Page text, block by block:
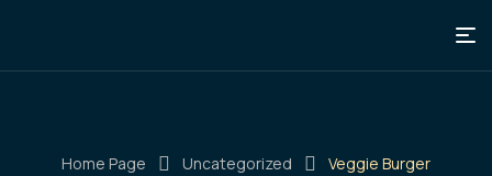
Home Page Uncategorized Veggie Burger